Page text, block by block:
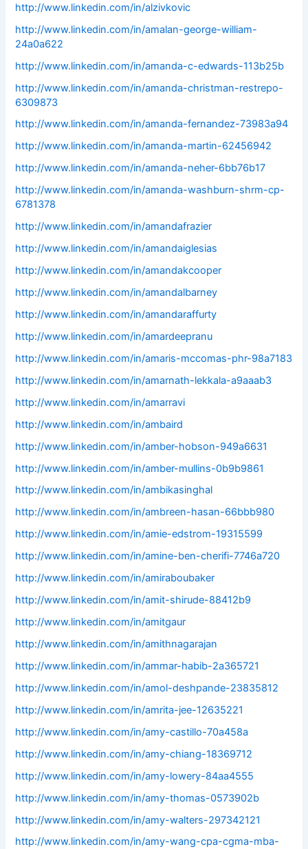
http://www.linkedin.com/in/alzivkovic
http://www.linkedin.com/in/amalan-george-william-
24a0a622
http://www.linkedin.com/in/amanda-c-edwards-113b25b
http://www.linkedin.com/in/amanda-christman-restrepo-
6309873
http://www.linkedin.com/in/amanda-fernandez-73983a94
http://www.linkedin.com/in/amanda-martin-62456942
http://www.linkedin.com/in/amanda-neher-6bb76b17
http://www.linkedin.com/in/amanda-washburn-shrm-cp-
6781378
http://www.linkedin.com/in/amandafrazier
http://www.linkedin.com/in/amandaiglesias
http://www.linkedin.com/in/amandakcooper
http://www.linkedin.com/in/amandalbarney
http://www.linkedin.com/in/amandaraffurty
http://www.linkedin.com/in/amardeepranu
http://www.linkedin.com/in/amaris-mccomas-phr-98a7183
http://www.linkedin.com/in/amarnath-lekkala-a9aaab3
http://www.linkedin.com/in/amarravi
http://www.linkedin.com/in/ambaird
http://www.linkedin.com/in/amber-hobson-949a6631
http://www.linkedin.com/in/amber-mullins-0b9b9861
http://www.linkedin.com/in/ambikasinghal
http://www.linkedin.com/in/ambreen-hasan-66bbb980
http://www.linkedin.com/in/amie-edstrom-19315599
http://www.linkedin.com/in/amine-ben-cherifi-7746a720
http://www.linkedin.com/in/amiraboubaker
http://www.linkedin.com/in/amit-shirude-88412b9
http://www.linkedin.com/in/amitgaur
http://www.linkedin.com/in/amithnagarajan
http://www.linkedin.com/in/ammar-habib-2a365721
http://www.linkedin.com/in/amol-deshpande-23835812
http://www.linkedin.com/in/amrita-jee-12635221
http://www.linkedin.com/in/amy-castillo-70a458a
http://www.linkedin.com/in/amy-chiang-18369712
http://www.linkedin.com/in/amy-lowery-84aa4555
http://www.linkedin.com/in/amy-thomas-0573902b
http://www.linkedin.com/in/amy-walters-297342121
http://www.linkedin.com/in/amy-wang-cpa-cgma-mba-